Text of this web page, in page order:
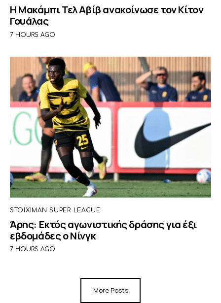
Η Μακάμπι Τελ Αβίβ ανακοίνωσε τον Κίτον
Γουάλας
7 HOURS AGO
STOIXIMAN SUPER LEAGUE
Άρης: Εκτός αγωνιστικής δράσης για έξι
εβδομάδες ο Νίνγκ
7 HOURS AGO
More Posts